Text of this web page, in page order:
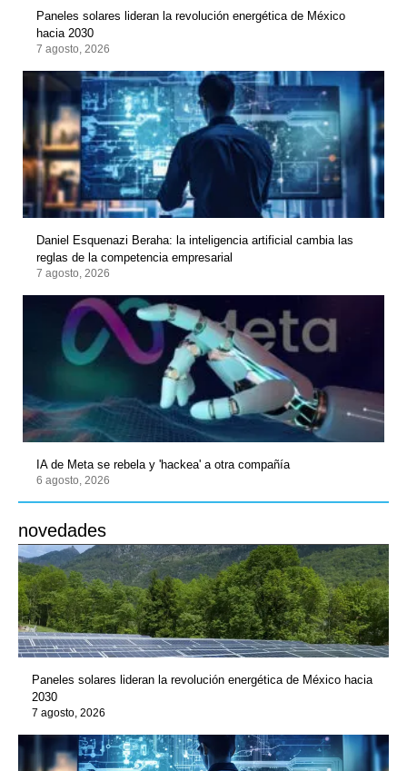
Paneles solares lideran la revolución energética de México
hacia 2030
7 agosto, 2026
Daniel Esquenazi Beraha: la inteligencia artificial cambia las
reglas de la competencia empresarial
7 agosto, 2026
IA de Meta se rebela y 'hackea' a otra compañía
6 agosto, 2026
novedades
Paneles solares lideran la revolución energética de México hacia
2030
7 agosto, 2026